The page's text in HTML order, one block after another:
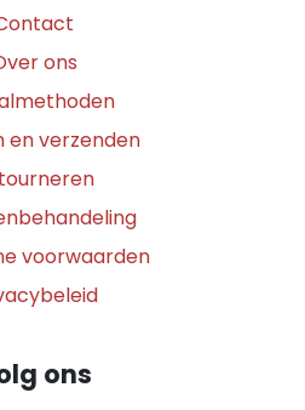
ons
en verzenden
voorwaarden
ons